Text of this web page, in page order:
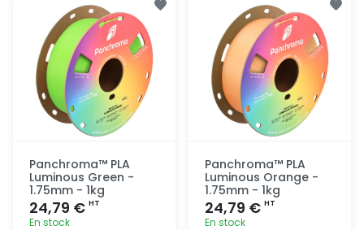
rapide
rapide
Panchroma™ PLA
Luminous Green -
1.75mm - 1kg
24,79 € HT
En stock
Panchroma™ PLA
Luminous Orange -
1.75mm - 1kg
24,79 € HT
En stock